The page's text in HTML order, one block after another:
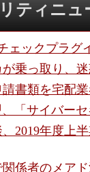
ティニュ
ェックプラグ
乗っ取り、
書類を宅配
「サイバー
2019年度上
係者のメア